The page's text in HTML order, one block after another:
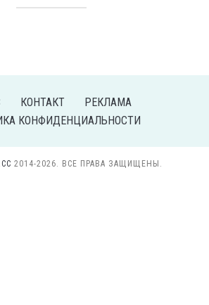
КОНТАКТ
РЕКЛАМА
КОНФИДЕНЦИАЛЬНОСТИ
2014-2026. ВСЕ ПРАВА ЗАЩИЩЕНЫ.